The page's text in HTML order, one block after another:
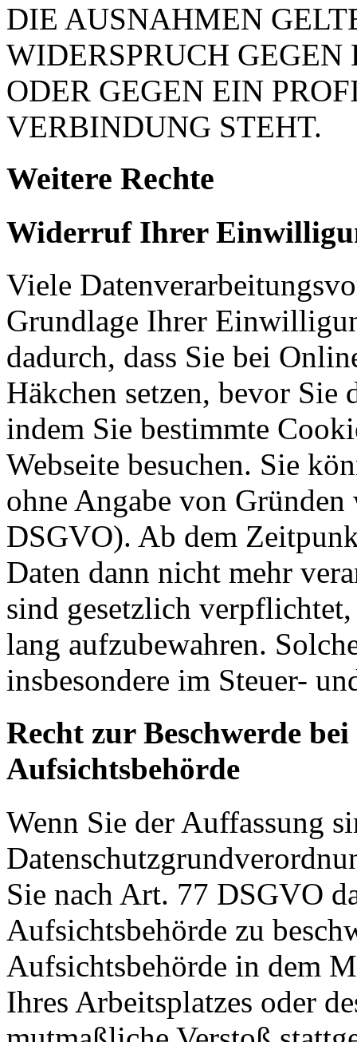
DIE AUSNAHMEN
WIDERSPRUCH
ODER GEGEN EIN
VERBINDUNG STEHT.
Weitere Rechte
Widerruf Ihrer
Viele
Grundlage Ihrer
dadurch, dass Sie bei
Häkchen setzen, bevor Sie
indem Sie bestimmte
Webseite besuchen. Sie
ohne Angabe von
DSGVO). Ab dem
Daten dann nicht mehr
sind gesetzlich
lang aufzubewahren.
insbesondere im Steuer-
Recht zur Beschwerde
Aufsichtsbehörde
Wenn Sie der Auffassung
Sie nach Art. 77 DSGVO
Aufsichtsbehörde zu
Aufsichtsbehörde in dem
Ihres Arbeitsplatzes oder